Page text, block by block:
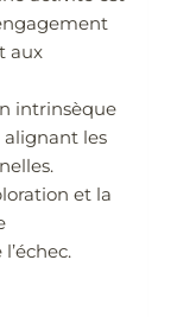
aux
intrinsèque
les
et la